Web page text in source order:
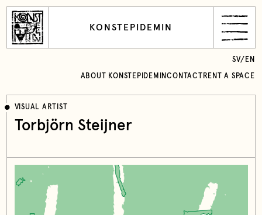
KONSTEPIDEMIN
ABOUT KONSTEPIDEMINCONTACT RENT A SPACE
SV/ EN
VISUAL ARTIST
Torbjörn Steijner